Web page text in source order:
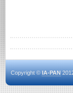
Copyright ©IA-PAN